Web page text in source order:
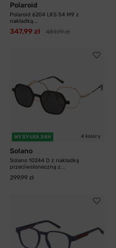
Polaroid
Polaroid 6204 LKS 54 M9 z
nakładką...
347,99 zł 481,99 zł
WYSYŁKA 24H 4 kolory
Solano
Solano 10244 D z nakładką
przeciwsłoneczną z...
299,99 zł